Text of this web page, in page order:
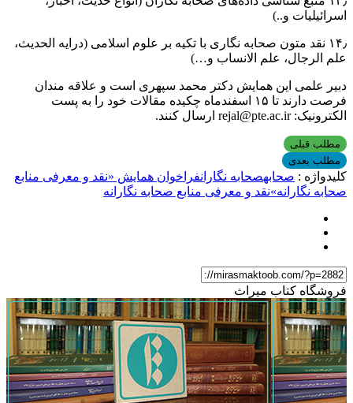
اسرائیلیات و..)
۱۴٫ نقد متون صحابه نگاری با تکیه بر علوم اسلامی (درایه الحدیث،
علم الرجال، علم الانساب و…)
دبیر علمی این همایش دکتر محمد سپهری است و علاقه مندان
فرصت دارند تا ۱۵ اسفندماه چکیده مقالات خود را به پست
الکترونیک: rejal@pte.ac.ir ارسال کنند.
مطلب قبلی
مطلب بعدی
کلیدواژه : صحابهصحابه نگارانفراخوان همایش «نقد و معرفی منابع
صحابه نگارانه»نقد و معرفی منابع صحابه نگارانه
فروشگاه کتاب میراث